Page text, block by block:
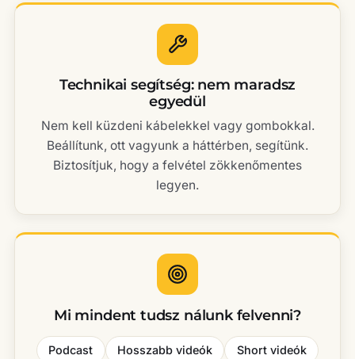
Technikai segítség: nem maradsz
egyedül
Nem kell küzdeni kábelekkel vagy gombokkal.
Beállítunk, ott vagyunk a háttérben, segítünk.
Biztosítjuk, hogy a felvétel zökkenőmentes
legyen.
Mi mindent tudsz nálunk felvenni?
Podcast Hosszabb videók Short videók